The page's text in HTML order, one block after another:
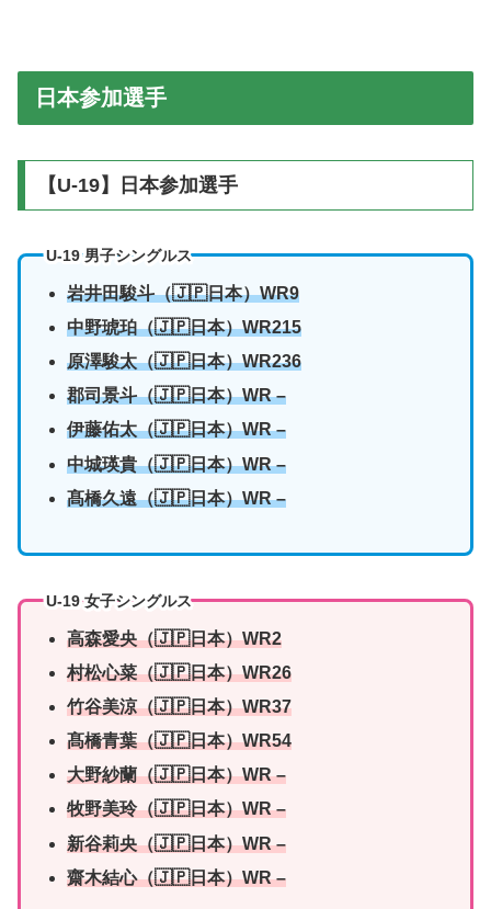
日本参加選手
【U-19】日本参加選手
U-19 男子シングルス
岩井田駿斗（🇯🇵日本）WR9
中野琥珀（🇯🇵日本）WR215
原澤駿太（🇯🇵日本）WR236
郡司景斗（🇯🇵日本）WR –
伊藤佑太（🇯🇵日本）WR –
中城瑛貴（🇯🇵日本）WR –
髙橋久遠（🇯🇵日本）WR –
U-19 女子シングルス
高森愛央（🇯🇵日本）WR2
村松心菜（🇯🇵日本）WR26
竹谷美涼（🇯🇵日本）WR37
髙橋青葉（🇯🇵日本）WR54
大野紗蘭（🇯🇵日本）WR –
牧野美玲（🇯🇵日本）WR –
新谷莉央（🇯🇵日本）WR –
齋木結心（🇯🇵日本）WR –